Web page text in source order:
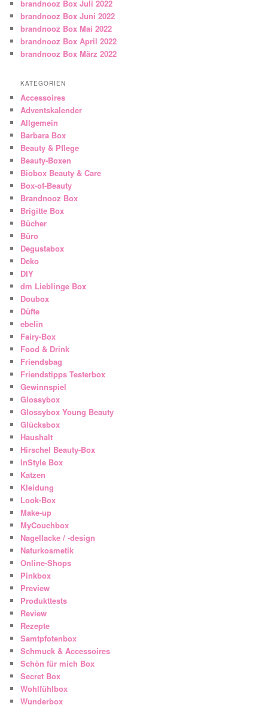
brandnooz Box Juli 2022
brandnooz Box Juni 2022
brandnooz Box Mai 2022
brandnooz Box April 2022
brandnooz Box März 2022
KATEGORIEN
Accessoires
Adventskalender
Allgemein
Barbara Box
Beauty & Pflege
Beauty-Boxen
Biobox Beauty & Care
Box-of-Beauty
Brandnooz Box
Brigitte Box
Bücher
Büro
Degustabox
Deko
DIY
dm Lieblinge Box
Doubox
Düfte
ebelin
Fairy-Box
Food & Drink
Friendsbag
Friendstipps Testerbox
Gewinnspiel
Glossybox
Glossybox Young Beauty
Glücksbox
Haushalt
Hirschel Beauty-Box
InStyle Box
Katzen
Kleidung
Look-Box
Make-up
MyCouchbox
Nagellacke / -design
Naturkosmetik
Online-Shops
Pinkbox
Preview
Produkttests
Review
Rezepte
Samtpfotenbox
Schmuck & Accessoires
Schön für mich Box
Secret Box
Wohlfühlbox
Wunderbox